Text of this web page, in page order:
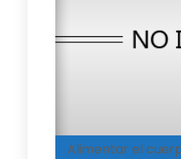
Alimentar el